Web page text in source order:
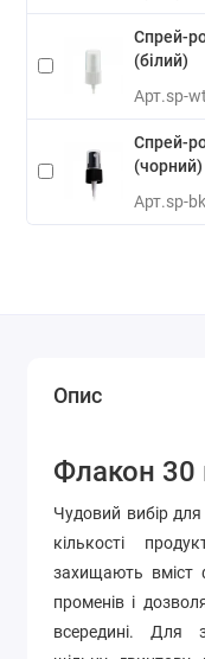
Спрей-
(білий)
Арт.sp-
Спрей-
(чорний)
Арт.sp-
Опис
Флакон 30
Чудовий вибір для
кількості
захищають вміст
променів і
всередині. Для